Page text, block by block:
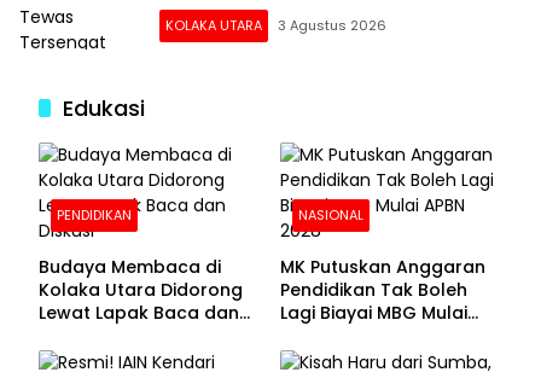
KOLAKA UTARA 3 Agustus 2026
Edukasi
PENDIDIKAN
Budaya Membaca di
Kolaka Utara Didorong
Lewat Lapak Baca dan
NASIONAL
MK Putuskan Anggaran
Pendidikan Tak Boleh
Lagi Biayai MBG Mulai